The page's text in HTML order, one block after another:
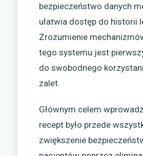
bezpieczeństwo danych
ułatwia dostęp do historii
Zrozumienie
tego systemu jest
do swobodnego
zalet.
Głównym celem
recept było przede
zwiększenie